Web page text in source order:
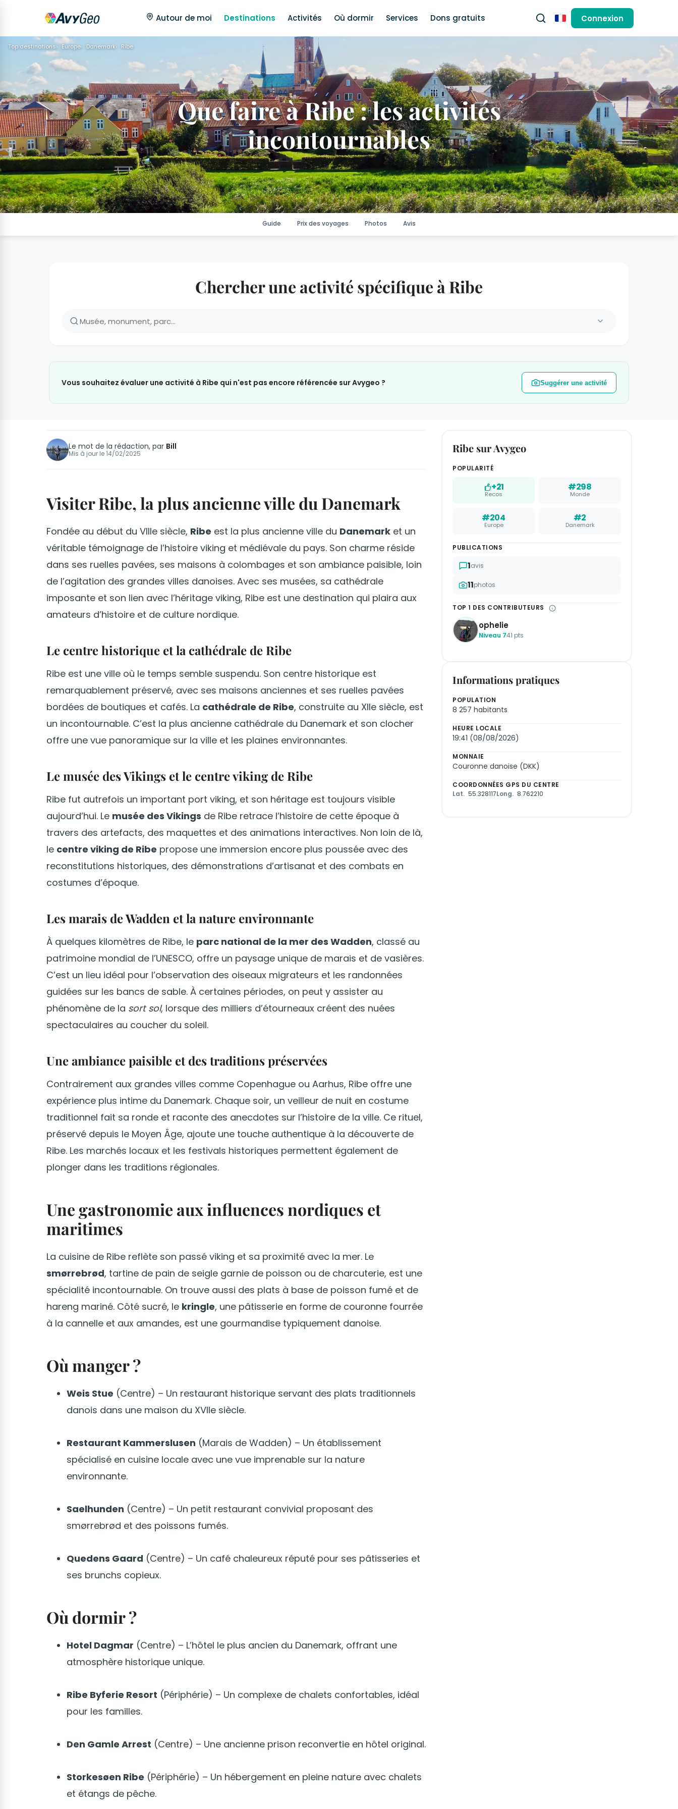
Autour de moi Destinations Activités Où dormir Services Dons gratuits FrançaisConnexion
Top destinations Europe Danemark Ribe
Que faire à Ribe : les activités
incontournables
Guide Prix des voyages Photos Avis
Chercher une activité spécifique à Ribe
Vous souhaitez évaluer une activité à Ribe qui n'est pas encore référencée sur Avygeo ? Suggérer une activité
Le mot de la rédaction, par Bill
Mis à jour le14/02/2025
Visiter Ribe, la plus ancienne ville du Danemark
Fondée au début du VIIIe siècle, Ribe est la plus ancienne ville du Danemark et un
véritable témoignage de l’histoire viking et médiévale du pays. Son charme réside
dans ses ruelles pavées, ses maisons à colombages et son ambiance paisible, loin
de l’agitation des grandes villes danoises. Avec ses musées, sa cathédrale
imposante et son lien avec l’héritage viking, Ribe est une destination qui plaira aux
amateurs d’histoire et de culture nordique.
Le centre historique et la cathédrale de Ribe
Ribe est une ville où le temps semble suspendu. Son centre historique est
remarquablement préservé, avec ses maisons anciennes et ses ruelles pavées
bordées de boutiques et cafés. La cathédrale de Ribe, construite au XIIe siècle, est
un incontournable. C’est la plus ancienne cathédrale du Danemark et son clocher
offre une vue panoramique sur la ville et les plaines environnantes.
Le musée des Vikings et le centre viking de Ribe
Ribe fut autrefois un important port viking, et son héritage est toujours visible
aujourd’hui. Le musée des Vikings de Ribe retrace l’histoire de cette époque à
travers des artefacts, des maquettes et des animations interactives. Non loin de là,
le centre viking de Ribe propose une immersion encore plus poussée avec des
reconstitutions historiques, des démonstrations d’artisanat et des combats en
costumes d’époque.
Les marais de Wadden et la nature environnante
À quelques kilomètres de Ribe, le parc national de la mer des Wadden, classé au
patrimoine mondial de l’UNESCO, offre un paysage unique de marais et de vasières.
C’est un lieu idéal pour l’observation des oiseaux migrateurs et les randonnées
guidées sur les bancs de sable. À certaines périodes, on peut y assister au
phénomène de la sort sol, lorsque des milliers d’étourneaux créent des nuées
spectaculaires au coucher du soleil.
Une ambiance paisible et des traditions préservées
Contrairement aux grandes villes comme Copenhague ou Aarhus, Ribe offre une
expérience plus intime du Danemark. Chaque soir, un veilleur de nuit en costume
traditionnel fait sa ronde et raconte des anecdotes sur l’histoire de la ville. Ce rituel,
préservé depuis le Moyen Âge, ajoute une touche authentique à la découverte de
Ribe. Les marchés locaux et les festivals historiques permettent également de
plonger dans les traditions régionales.
Une gastronomie aux influences nordiques et
maritimes
La cuisine de Ribe reflète son passé viking et sa proximité avec la mer. Le
smørrebrød, tartine de pain de seigle garnie de poisson ou de charcuterie, est une
spécialité incontournable. On trouve aussi des plats à base de poisson fumé et de
hareng mariné. Côté sucré, le kringle, une pâtisserie en forme de couronne fourrée
à la cannelle et aux amandes, est une gourmandise typiquement danoise.
Où manger ?
Weis Stue (Centre) – Un restaurant historique servant des plats traditionnels
danois dans une maison du XVIIe siècle.
Restaurant Kammerslusen (Marais de Wadden) – Un établissement
spécialisé en cuisine locale avec une vue imprenable sur la nature
environnante.
Saelhunden (Centre) – Un petit restaurant convivial proposant des
smørrebrød et des poissons fumés.
Quedens Gaard (Centre) – Un café chaleureux réputé pour ses pâtisseries et
ses brunchs copieux.
Où dormir ?
Hotel Dagmar (Centre) – L’hôtel le plus ancien du Danemark, offrant une
atmosphère historique unique.
Ribe Byferie Resort (Périphérie) – Un complexe de chalets confortables, idéal
pour les familles.
Den Gamle Arrest (Centre) – Une ancienne prison reconvertie en hôtel original.
Storkesøen Ribe (Périphérie) – Un hébergement en pleine nature avec chalets
et étangs de pêche.
Ribe sur Avygeo
POPULARITÉ
+21
Recos
#298
Monde
#204
Europe
#2
Danemark
PUBLICATIONS
1avis
11photos
TOP 1 DES CONTRIBUTEURS
ophelie
Niveau 741 pts
Informations pratiques
POPULATION
8 257 habitants
HEURE LOCALE
19:41 (08/08/2026)
MONNAIE
Couronne danoise (DKK)
COORDONNÉES GPS DU CENTRE
Lat. 55.328117Long. 8.762210